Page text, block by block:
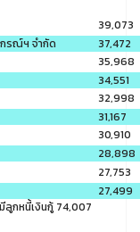
39,073
รณ์ฯ จำกัด
37,472
35,968
34,551
32,998
31,167
30,910
28,898
27,753
27,499
กหนี้เงินกู้ 74,007